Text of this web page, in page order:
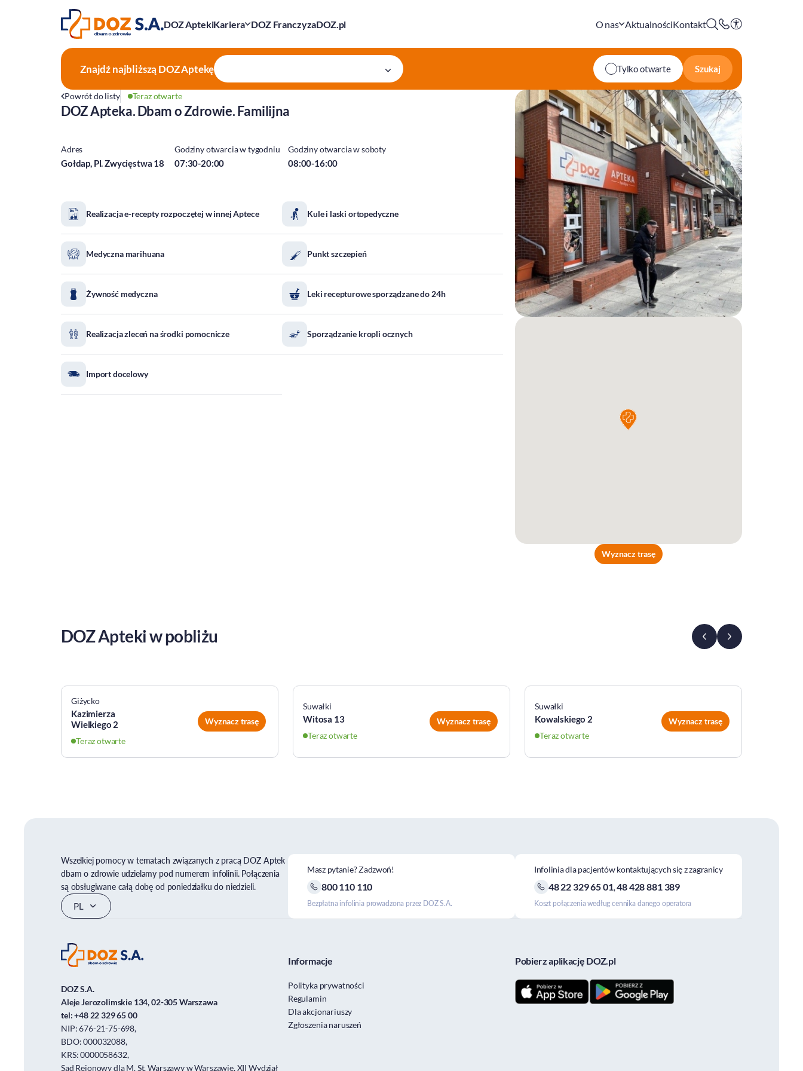
DOZ AptekiKariera DOZ FranczyzaDOZ.pl O nas AktualnościKontakt
Znajdź najbliższą DOZ Aptekę Tylko otwarte Szukaj
Powrót do listy Teraz otwarte
DOZ Apteka. Dbam o Zdrowie. Familijna
Adres
Gołdap, Pl. Zwycięstwa 18
Godziny otwarcia w tygodniu
07:30-20:00
Godziny otwarcia w soboty
08:00-16:00
Realizacja e-recepty rozpoczętej w innej Aptece Kule i laski ortopedyczne
Medyczna marihuana Punkt szczepień
Żywność medyczna Leki recepturowe sporządzane do 24h
Realizacja zleceń na środki pomocnicze Sporządzanie kropli ocznych
Import docelowy
Wyznacz trasę
DOZ Apteki w pobliżu
Giżycko
Kazimierza
Wielkiego 2
Teraz otwarte
Wyznacz trasę
Suwałki
Witosa 13
Teraz otwarte
Wyznacz trasę
Suwałki
Kowalskiego 2
Teraz otwarte
Wyznacz trasę
Wszelkiej pomocy w tematach związanych z pracą DOZ Aptek
dbam o zdrowie udzielamy pod numerem infolinii. Połączenia
są obsługiwane całą dobę od poniedziałku do niedzieli.
Masz pytanie? Zadzwoń!
800 110 110
Bezpłatna infolinia prowadzona przez DOZ S.A.
Infolinia dla pacjentów kontaktujących się z zagranicy
48 22 329 65 01,48 428 881 389
Koszt połączenia według cennika danego operatora
DOZ S.A.
Aleje Jerozolimskie 134, 02-305 Warszawa
tel:+48 22 329 65 00
NIP: 676-21-75-698,
BDO: 000032088,
KRS: 0000058632,
Sąd Rejonowy dla M. St. Warszawy w Warszawie, XII Wydział
Informacje
Polityka prywatności
Regulamin
Dla akcjonariuszy
Zgłoszenia naruszeń
Pobierz aplikację DOZ.pl